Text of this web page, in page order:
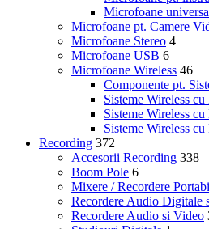
Microfoane
Microfoane pt. Camere
Microfoane Stereo 4
Microfoane USB 6
Microfoane Wireless 46
Componente pt.
Sisteme Wireless cu
Sisteme Wireless
Sisteme Wireless
Recording 372
Accesorii Recording 338
Boom Pole 6
Mixere / Recordere
Recordere Audio Digitale
Recordere Audio si Video